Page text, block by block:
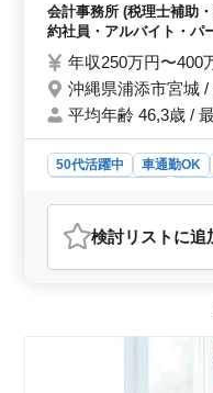
税・消
険、労
調書の
トの募
ます！
会計事務所 (税理士補助
約社員・アルバイト・パ
年収250万円〜400
沖縄県浦添市宮城 /
平均年齢 46,3歳 /
50代活躍中 車通勤OK
会
おすすめポイント
＜仕事内容＞ 税理士
します。顧問先への巡
計算や社会保険・労働
末調整や法定調書の作
方々も活躍中で、働
＜応募要件＞ 会計事
検討リスト に追